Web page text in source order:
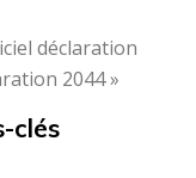
déclaration
2044 »
clés